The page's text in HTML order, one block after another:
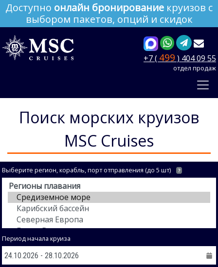
Доступно онлайн бронирование круизов с
выбором пакетов, опций и скидок
+7 ( 499 ) 404 09 55
отдел продаж
Поиск морских круизов
MSC Cruises
Выберите регион, корабль, порт отправления (до 5 шт) ?
Период начала круиза